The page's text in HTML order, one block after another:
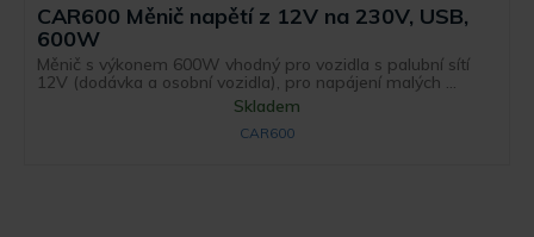
CAR600 Měnič napětí z 12V na 230V, USB,
600W
Měnič s výkonem 600W vhodný pro vozidla s palubní sítí
12V (dodávka a osobní vozidla), pro napájení malých ...
Skladem
CAR600